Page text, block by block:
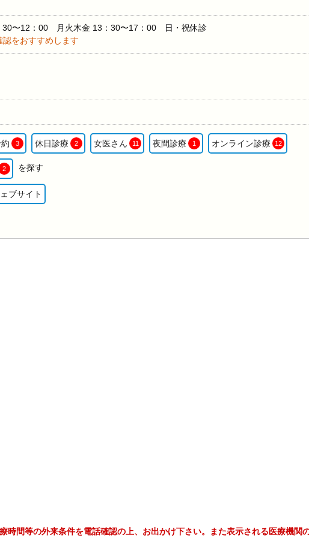
〜12：00 月火木金 13：30〜17：00 日・祝休診
をおすすめします
3 休日診療 2 女医さん 11 夜間診療 1 オンライン診療 12
2 を探す
ブサイト
時間等の外来条件を電話確認の上、お出かけ下さい。また表示される医療機関